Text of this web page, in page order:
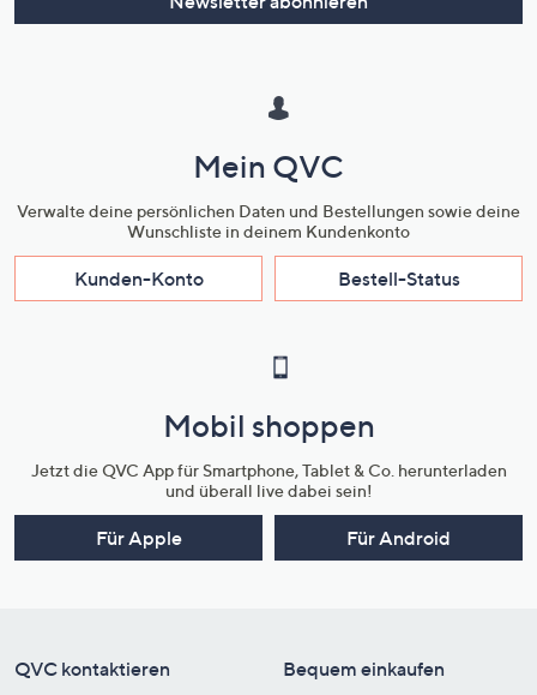
Mein QVC
Verwalte deine persönlichen Daten und Bestellungen sowie deine
Wunschliste in deinem Kundenkonto
Kunden-Konto Bestell-Status
Mobil shoppen
Jetzt die QVC App für Smartphone, Tablet & Co. herunterladen
und überall live dabei sein!
Für Apple Für Android
QVC kontaktieren Bequem einkaufen